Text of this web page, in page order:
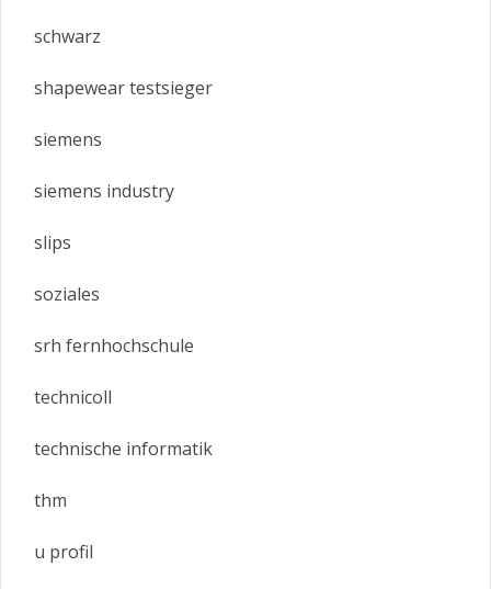
schwarz
shapewear testsieger
siemens
siemens industry
slips
soziales
srh fernhochschule
technicoll
technische informatik
thm
u profil